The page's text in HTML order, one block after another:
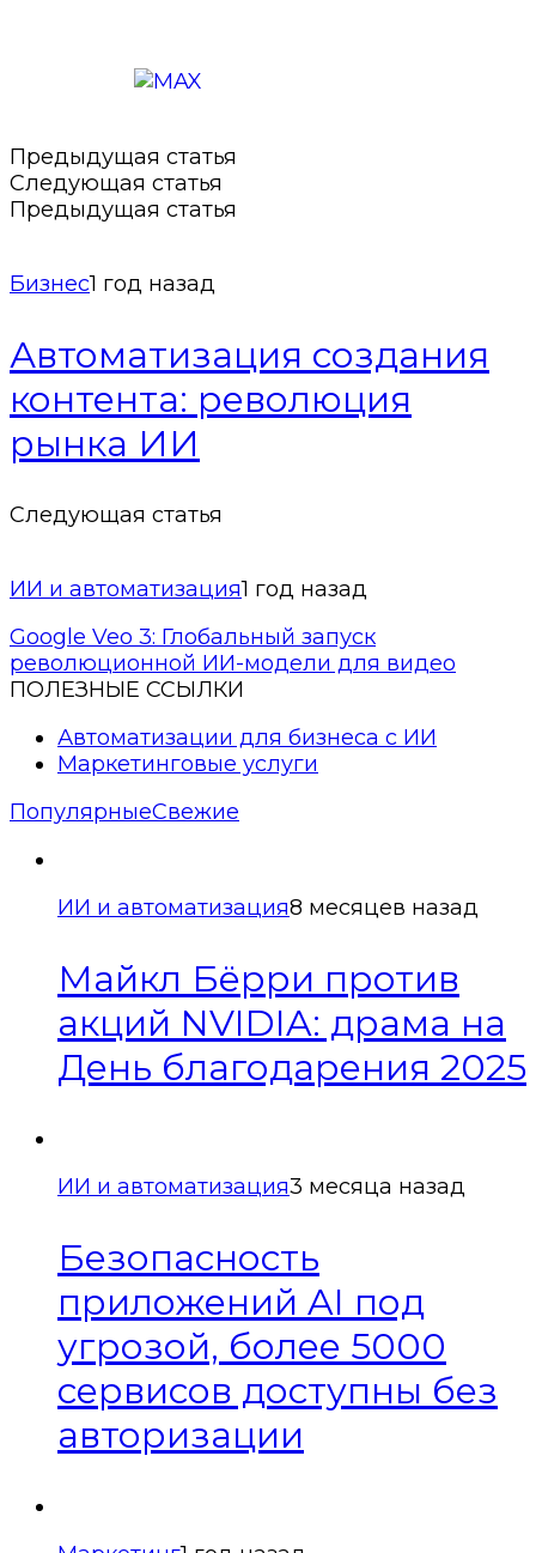
Предыдущая статья
Следующая статья
Предыдущая статья
Бизнес1 год назад
Автоматизация создания
контента: революция
рынка ИИ
Следующая статья
ИИ и автоматизация1 год назад
Google Veo 3: Глобальный запуск
революционной ИИ-модели для видео
ПОЛЕЗНЫЕ ССЫЛКИ
Автоматизации для бизнеса с ИИ
Маркетинговые услуги
ПопулярныеСвежие
ИИ и автоматизация8 месяцев назад
Майкл Бёрри против
акций NVIDIA: драма на
День благодарения 2025
ИИ и автоматизация3 месяца назад
Безопасность
приложений AI под
угрозой, более 5000
сервисов доступны без
авторизации